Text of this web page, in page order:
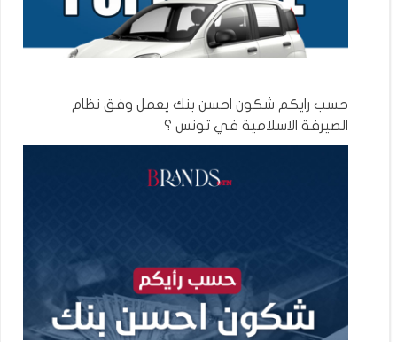
حسب رايكم شكون احسن بنك يعمل وفق نظام
الصيرفة الاسلامية في تونس ؟